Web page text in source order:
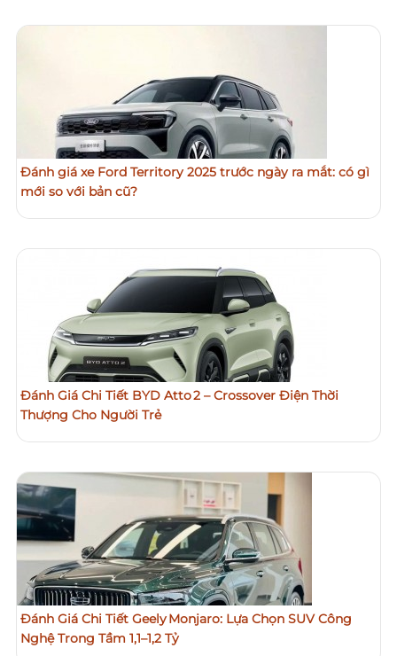
Đánh giá xe Ford Territory 2025 trước ngày ra mắt: có gì
mới so với bản cũ?
Đánh Giá Chi Tiết BYD Atto 2 – Crossover Điện Thời
Thượng Cho Người Trẻ
Đánh Giá Chi Tiết Geely Monjaro: Lựa Chọn SUV Công
Nghệ Trong Tầm 1,1–1,2 Tỷ